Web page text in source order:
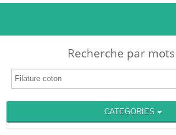
Recherche par
CATEGORIES